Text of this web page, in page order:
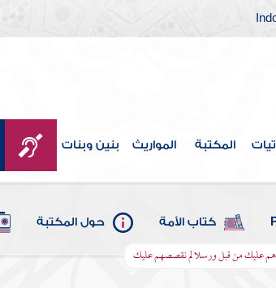
المكتبة المواريث بنين وبنات
كتاب الأمة حول المكتبة
عليك من قبل ورسلا لم نقصصهم عليك